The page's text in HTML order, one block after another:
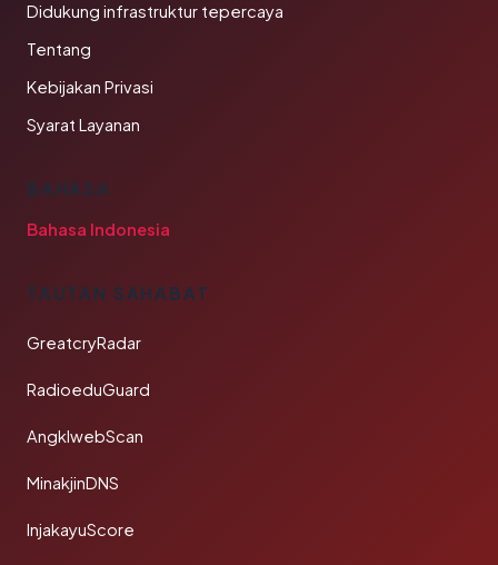
Didukung infrastruktur tepercaya
Tentang
Kebijakan Privasi
Syarat Layanan
BAHASA
Bahasa Indonesia
TAUTAN SAHABAT
GreatcryRadar
RadioeduGuard
AngklwebScan
MinakjinDNS
InjakayuScore